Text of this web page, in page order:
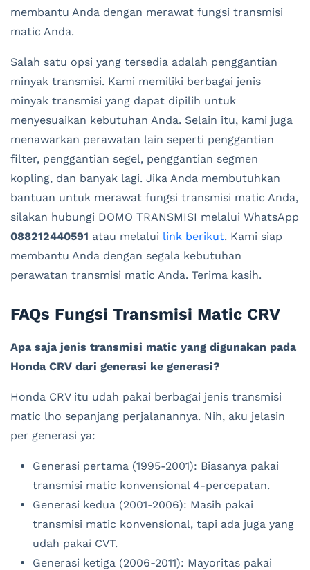
membantu Anda dengan merawat fungsi transmisi
matic Anda.
Salah satu opsi yang tersedia adalah penggantian
minyak transmisi. Kami memiliki berbagai jenis
minyak transmisi yang dapat dipilih untuk
menyesuaikan kebutuhan Anda. Selain itu, kami juga
menawarkan perawatan lain seperti penggantian
filter, penggantian segel, penggantian segmen
kopling, dan banyak lagi. Jika Anda membutuhkan
bantuan untuk merawat fungsi transmisi matic Anda,
silakan hubungi DOMO TRANSMISI melalui WhatsApp
088212440591 atau melalui link berikut. Kami siap
membantu Anda dengan segala kebutuhan
perawatan transmisi matic Anda. Terima kasih.
FAQs Fungsi Transmisi Matic CRV
Apa saja jenis transmisi matic yang digunakan pada
Honda CRV dari generasi ke generasi?
Honda CRV itu udah pakai berbagai jenis transmisi
matic lho sepanjang perjalanannya. Nih, aku jelasin
per generasi ya:
Generasi pertama (1995-2001): Biasanya pakai
transmisi matic konvensional 4-percepatan.
Generasi kedua (2001-2006): Masih pakai
transmisi matic konvensional, tapi ada juga yang
udah pakai CVT.
Generasi ketiga (2006-2011): Mayoritas pakai